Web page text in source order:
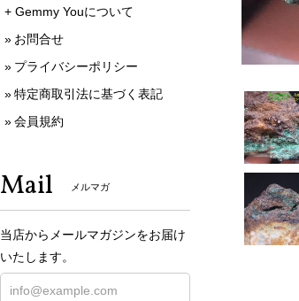
+ Gemmy Youについて
お問合せ
プライバシーポリシー
特定商取引法に基づく表記
会員規約
Mail メルマガ
当店からメールマガジンをお届け
いたします。